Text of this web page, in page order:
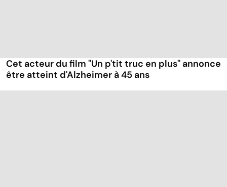
Cet acteur du film "Un p'tit truc en plus" annonce
être atteint d'Alzheimer à 45 ans